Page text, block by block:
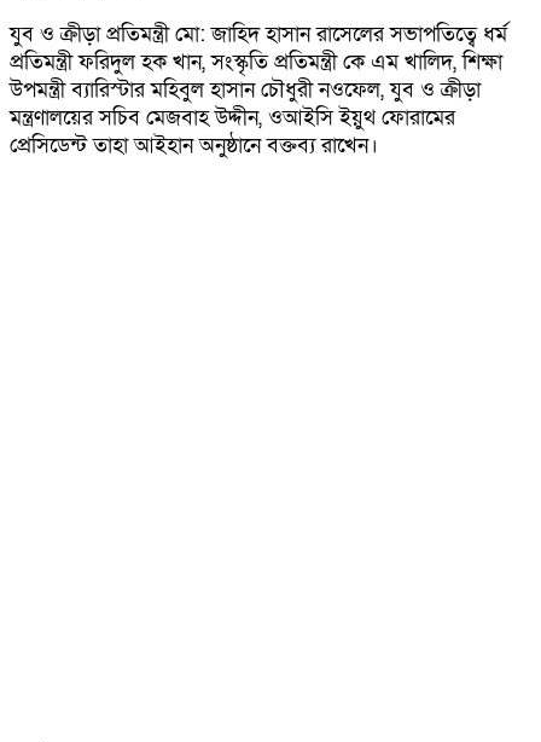
যুব ও ক্রীড়া প্রতিমন্ত্রী মো: জাহিদ হাসান রাসেলের সভাপতিত্বে ধর্ম
প্রতিমন্ত্রী ফরিদুল হক খান, সংস্কৃতি প্রতিমন্ত্রী কে এম খালিদ, শিক্ষা
উপমন্ত্রী ব্যারিস্টার মহিবুল হাসান চৌধুরী নওফেল, যুব ও ক্রীড়া
মন্ত্রণালয়ের সচিব মেজবাহ উদ্দীন, ওআইসি ইয়ুথ ফোরামের
প্রেসিডেন্ট তাহা আইহান অনুষ্ঠানে বক্তব্য রাখেন।